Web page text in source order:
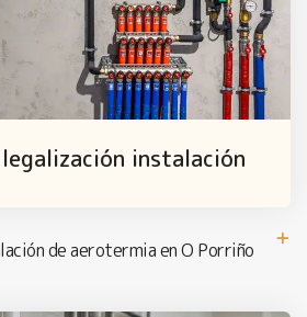
instalación
de aerotermia en O Porriño